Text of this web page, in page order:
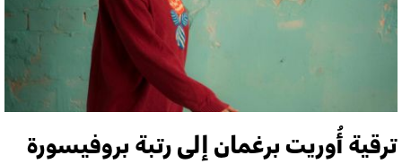
ترقية أُوريت برغمان إلى رتبة بروفيسورة